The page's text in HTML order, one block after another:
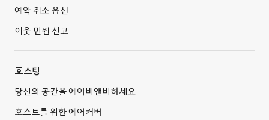
예약 취소 옵션
이웃 민원 신고
호스팅
당신의 공간을 에어비앤비하세요
호스트를 위한 에어커버